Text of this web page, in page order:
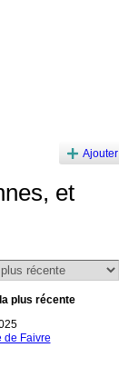
Ajouter
et
plus récente
de Faivre